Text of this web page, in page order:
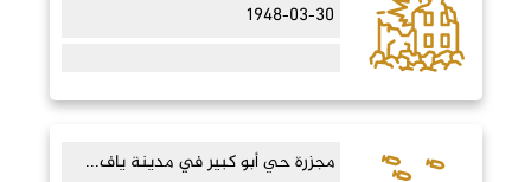
1948-03-30
مجزرة حي أبو كبير في مدينة ياف...